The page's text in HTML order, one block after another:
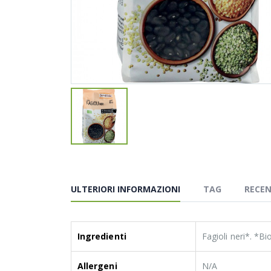
ULTERIORI INFORMAZIONI TAG
Ingredienti Fagioli neri*.
Allergeni N/A